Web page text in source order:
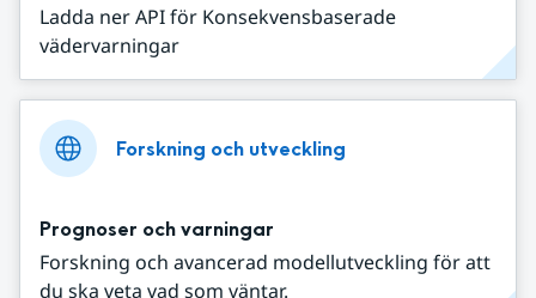
Ladda ner API för Konsekvensbaserade
vädervarningar
Forskning och utveckling
Prognoser och varningar
Forskning och avancerad modellutveckling för att
du ska veta vad som väntar.